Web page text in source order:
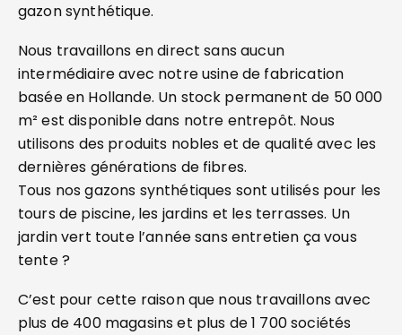
gazon synthétique.
Nous travaillons en direct sans aucun
intermédiaire avec notre usine de fabrication
basée en Hollande. Un stock permanent de 50 000
m² est disponible dans notre entrepôt. Nous
utilisons des produits nobles et de qualité avec les
dernières générations de fibres.
Tous nos gazons synthétiques sont utilisés pour les
tours de piscine, les jardins et les terrasses. Un
jardin vert toute l’année sans entretien ça vous
tente ?
C’est pour cette raison que nous travaillons avec
plus de 400 magasins et plus de 1 700 sociétés